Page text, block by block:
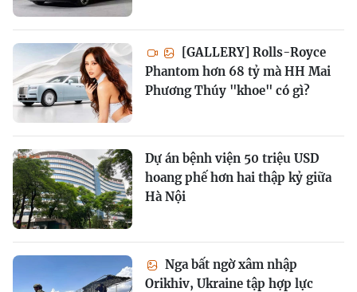
[GALLERY] Rolls-Royce
Phantom hơn 68 tỷ mà HH Mai
Phương Thúy "khoe" có gì?
Dự án bệnh viện 50 triệu USD
hoang phế hơn hai thập kỷ giữa
Hà Nội
Nga bất ngờ xâm nhập
Orikhiv, Ukraine tập hợp lực